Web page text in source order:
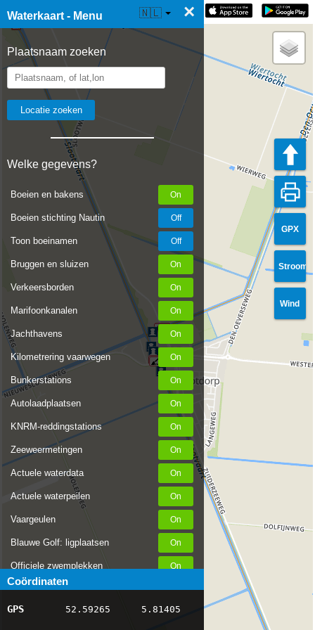
Waterkaart - Menu ×
Plaatsnaam zoeken
Welke gegevens?
Boeien en bakens
Boeien stichting Nautin
Toon boeinamen
Bruggen en sluizen
Verkeersborden
Marifoonkanalen
Jachthavens
Kilometrering vaarwegen
Bunkerstations
Autolaadplaatsen
KNRM-reddingstations
Zeeweermetingen
Actuele waterdata
Actuele waterpeilen
Vaargeulen
Blauwe Golf: ligplaatsen
Officiele zwemplekken
Stremmingen/hinder
AIS scheepsposities
Coördinaten
GPS 52.59265 5.81405
☰ Waterkaart Live 🇳🇱
GPX
Stroom
Wind